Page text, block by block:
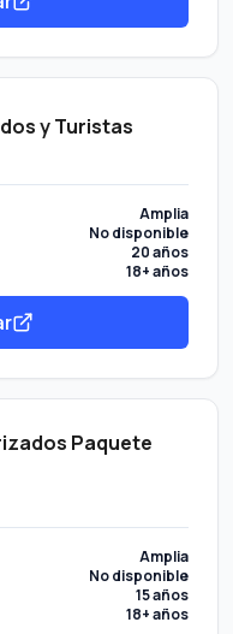
y Turistas
Amplia
No disponible
20 años
18+ años
Paquete
Amplia
No disponible
15 años
18+ años